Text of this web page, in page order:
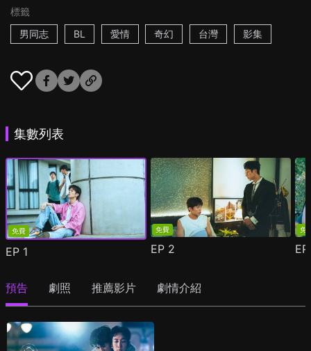
標籤
男同志
BL 愛情 奇幻 台灣 影集
集數列表
免費
EP 1
免費
EP 2
免
預告 劇照 推薦影片 劇情介紹